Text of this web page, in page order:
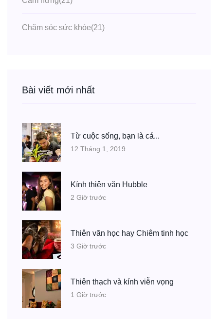
Chăm sóc sức khỏe(21)
Bài viết mới nhất
Từ cuộc sống, bạn là cá...
12 Tháng 1, 2019
Kính thiên văn Hubble
2 Giờ trước
Thiên văn học hay Chiêm tinh học
3 Giờ trước
Thiên thạch và kính viễn vọng
1 Giờ trước